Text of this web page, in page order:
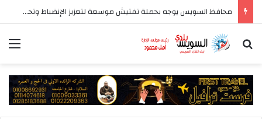
محافظ السويس يوجه بحملة تفتيش موسعة لتعزيز الإنضباط وتحسين مستوى الخدمات بأحياء المحافظة
بحث عن